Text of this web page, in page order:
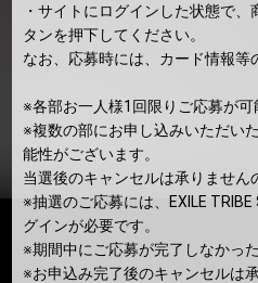
・サイトにログインした状態で
タンを押下してください。
なお、応募時には、カード情報等
※各部お一人様1回限りご応募が可
※複数の部にお申し込みいただい
能性がございます。
当選後のキャンセルは承りません
※抽選のご応募には、EXILE TRIBE
グインが必要です。
※期間中にご応募が完了しなかっ
※お申込み完了後のキャンセルは